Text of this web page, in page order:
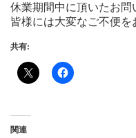
休業期間中に頂いたお
皆様には大変なご不便
共有:
関連